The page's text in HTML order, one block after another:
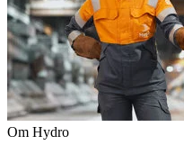
Om Hydro